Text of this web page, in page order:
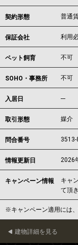
契約形態 普通
保証会社 利用
ペット飼育 不可
SOHO・事務所 不可
入居日 ---
取引形態 媒介
問合番号
情報更新日 2026
キャンペーン情報
キャ
て頂
※キャンペーン適用には
建物詳細を見る